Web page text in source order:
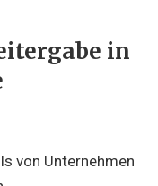
in
von Unternehmen